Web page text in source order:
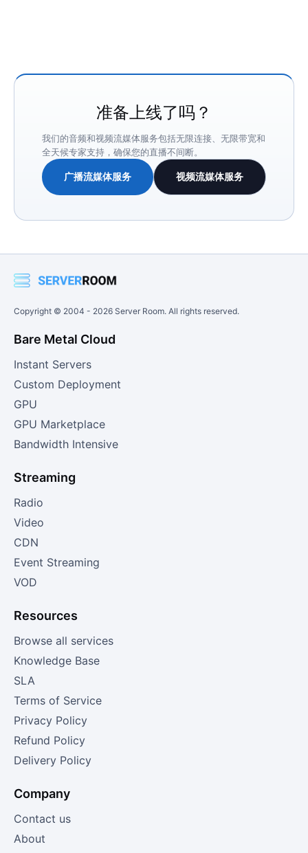
准备上线了吗？
我们的音频和视频流媒体服务包括无限连接、无限带宽和
全天候专家支持，确保您的直播不间断。
广播流媒体服务 视频流媒体服务
Copyright © 2004 - 2026 Server Room. All rights reserved.
Bare Metal Cloud
Instant Servers
Custom Deployment
GPU
GPU Marketplace
Bandwidth Intensive
Streaming
Radio
Video
CDN
Event Streaming
VOD
Resources
Browse all services
Knowledge Base
SLA
Terms of Service
Privacy Policy
Refund Policy
Delivery Policy
Company
Contact us
About